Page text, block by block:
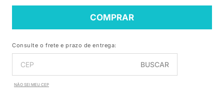
COMPRAR
Consulte o frete e prazo de entrega:
BUSCAR
NÃO SEI MEU CEP